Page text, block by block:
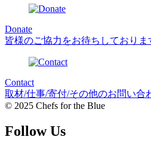
Donate
皆様のご協力をお待ちしておりま
Contact
取材/仕事/寄付/その他のお問い合
© 2025 Chefs for the Blue
Follow Us